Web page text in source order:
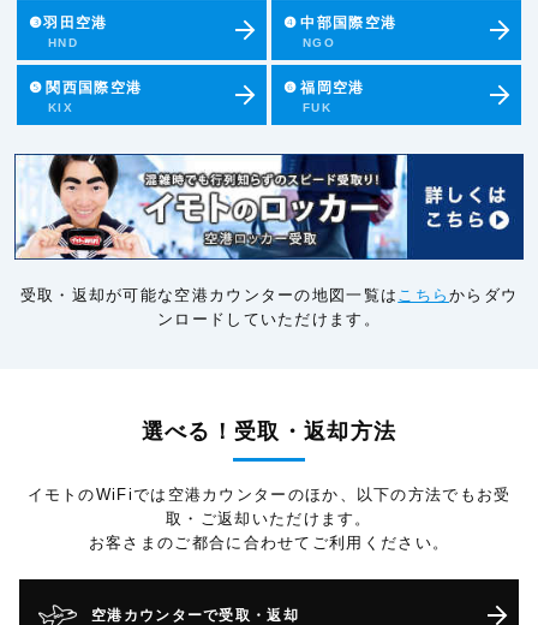
❸羽田空港
HND
❹ 中部国際空港
NGO
❺ 関西国際空港
KIX
❻ 福岡空港
FUK
受取・返却が可能な空港カウンターの地図一覧は こちらからダウ
ンロードしていただけます。
選べる！受取・返却方法
イモトのWiFiでは空港カウンターのほか、以下の方法でもお受
取・ご返却いただけます。
お客さまのご都合に合わせてご利用ください。
空港カウンターで受取・返却